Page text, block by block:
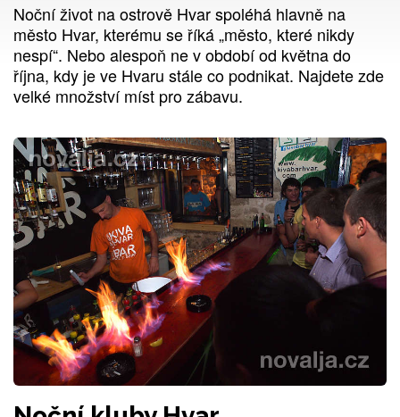
Noční život na ostrově Hvar spoléhá hlavně na
město Hvar, kterému se říká „město, které nikdy
nespí“. Nebo alespoň ne v období od května do
října, kdy je ve Hvaru stále co podnikat. Najdete zde
velké množství míst pro zábavu.